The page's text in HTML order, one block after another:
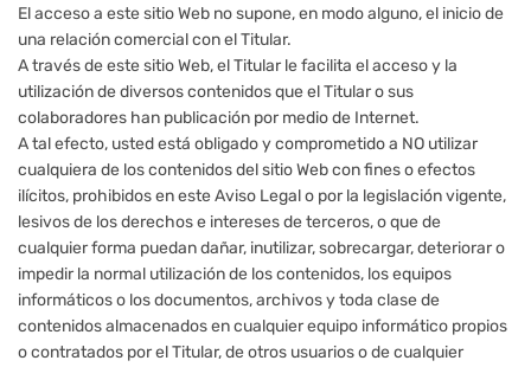
El acceso a este sitio Web no supone, en modo alguno, el inicio de
una relación comercial con el Titular.
A través de este sitio Web, el Titular le facilita el acceso y la
utilización de diversos contenidos que el Titular o sus
colaboradores han publicación por medio de Internet.
A tal efecto, usted está obligado y comprometido a NO utilizar
cualquiera de los contenidos del sitio Web con fines o efectos
ilícitos, prohibidos en este Aviso Legal o por la legislación vigente,
lesivos de los derechos e intereses de terceros, o que de
cualquier forma puedan dañar, inutilizar, sobrecargar, deteriorar o
impedir la normal utilización de los contenidos, los equipos
informáticos o los documentos, archivos y toda clase de
contenidos almacenados en cualquier equipo informático propios
o contratados por el Titular, de otros usuarios o de cualquier